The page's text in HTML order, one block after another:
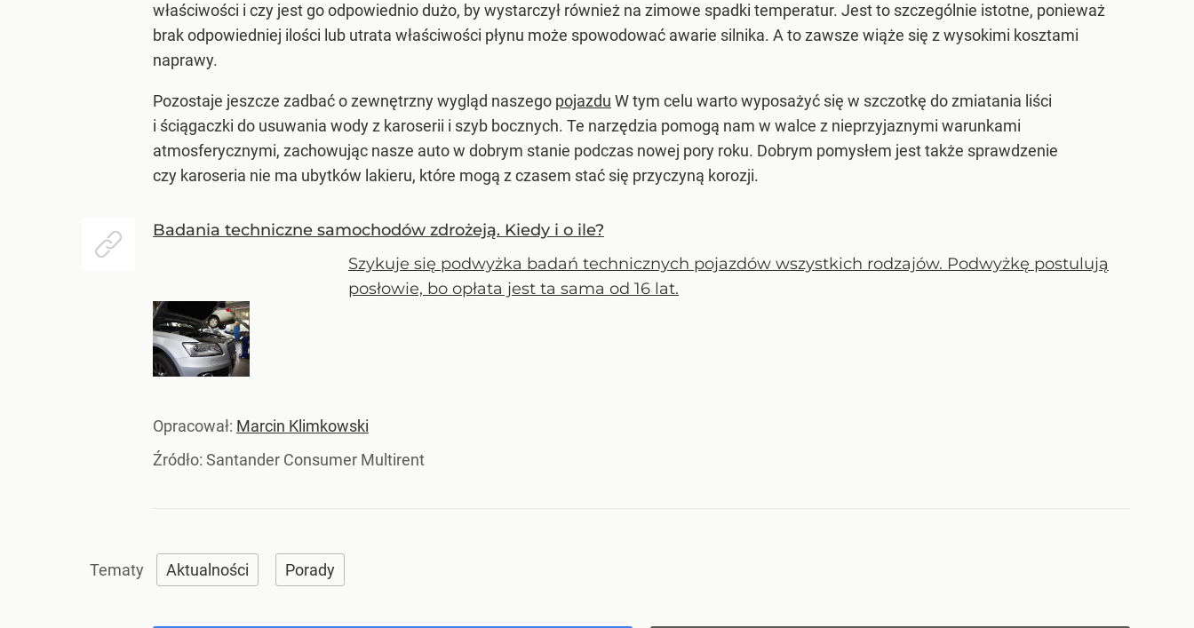
właściwości i czy jest go odpowiednio dużo, by wystarczył również na zimowe spadki temperatur. Jest to szczególnie istotne, ponieważ
brak odpowiedniej ilości lub utrata właściwości płynu może spowodować awarie silnika. A to zawsze wiąże się z wysokimi kosztami
naprawy.
Pozostaje jeszcze zadbać o zewnętrzny wygląd naszego pojazdu W tym celu warto wyposażyć się w szczotkę do zmiatania liści
i ściągaczki do usuwania wody z karoserii i szyb bocznych. Te narzędzia pomogą nam w walce z nieprzyjaznymi warunkami
atmosferycznymi, zachowując nasze auto w dobrym stanie podczas nowej pory roku. Dobrym pomysłem jest także sprawdzenie
czy karoseria nie ma ubytków lakieru, które mogą z czasem stać się przyczyną korozji.
Badania techniczne samochodów zdrożeją. Kiedy i o ile?
Szykuje się podwyżka badań technicznych pojazdów wszystkich rodzajów. Podwyżkę postulują
posłowie, bo opłata jest ta sama od 16 lat.
Opracował: Marcin Klimkowski
Źródło: Santander Consumer Multirent
Aktualności Porady